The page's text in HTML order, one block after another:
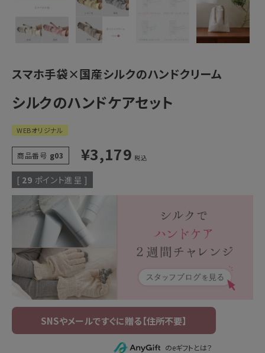
スマホ手袋×国産シルクのハンドクリーム
シルクのハンドケアセット
WEBオリジナル
商品番号 g03 ¥3,179 税込
[ 29 ポイント進呈 ]
のeギフトとは？